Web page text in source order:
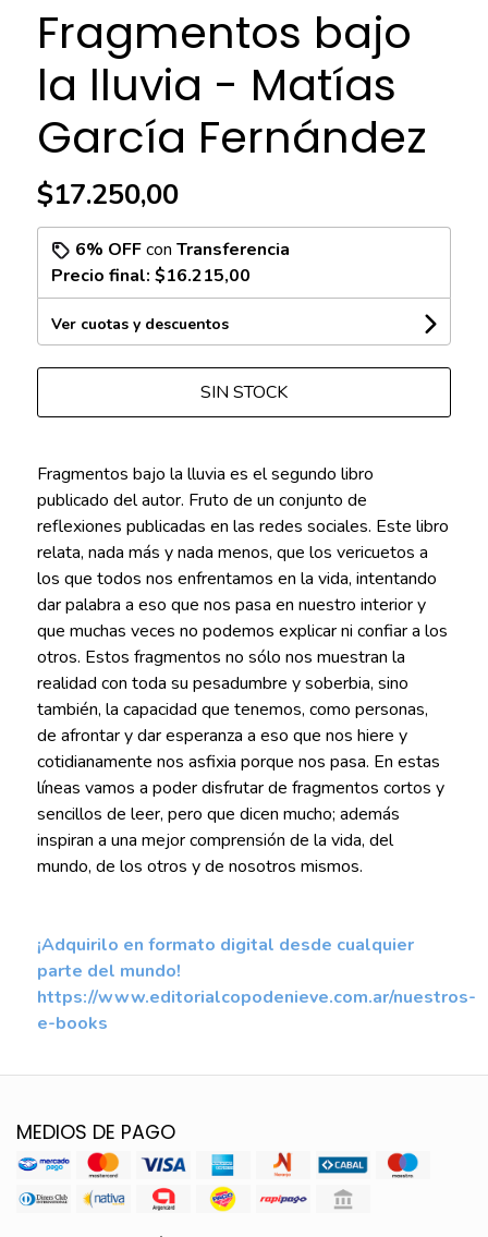
Fragmentos bajo
la lluvia - Matías
García Fernández
$17.250,00
6% OFFcon Transferencia
Precio final: $16.215,00
Ver cuotas y descuentos
SIN STOCK
Fragmentos bajo la lluvia es el segundo libro
publicado del autor. Fruto de un conjunto de
reflexiones publicadas en las redes sociales. Este libro
relata, nada más y nada menos, que los vericuetos a
los que todos nos enfrentamos en la vida, intentando
dar palabra a eso que nos pasa en nuestro interior y
que muchas veces no podemos explicar ni confiar a los
otros. Estos fragmentos no sólo nos muestran la
realidad con toda su pesadumbre y soberbia, sino
también, la capacidad que tenemos, como personas,
de afrontar y dar esperanza a eso que nos hiere y
cotidianamente nos asfixia porque nos pasa. En estas
líneas vamos a poder disfrutar de fragmentos cortos y
sencillos de leer, pero que dicen mucho; además
inspiran a una mejor comprensión de la vida, del
mundo, de los otros y de nosotros mismos.
¡Adquirilo en formato digital desde cualquier
parte del mundo!
https://www.editorialcopodenieve.com.ar/nuestros-
e-books
MEDIOS DE PAGO